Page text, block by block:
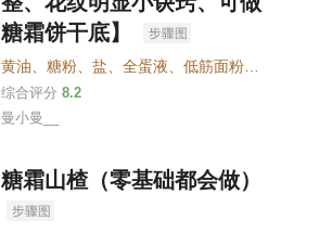
糖霜饼干底】
黄油 糖粉 盐 全蛋液 低筋面粉
综合评分 8.2
曼小曼__
糖霜山楂（零基础都会做）